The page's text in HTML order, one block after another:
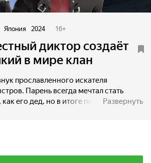
Япония 2024 16+
диктор создаёт
в мире клан
прославленного искателя
Парень всегда мечтал стать
его дед, но в итоге получил самую
клан в стране. Используя
Ноэль начинает собирать под свои
всех мастей.
Развернуть